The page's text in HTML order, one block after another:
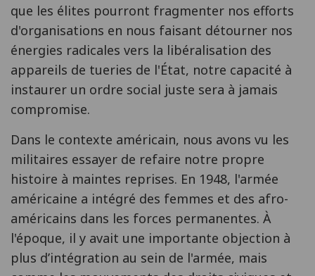
que les élites pourront fragmenter nos efforts
d'organisations en nous faisant détourner nos
énergies radicales vers la libéralisation des
appareils de tueries de l'État, notre capacité à
instaurer un ordre social juste sera à jamais
compromise.
Dans le contexte américain, nous avons vu les
militaires essayer de refaire notre propre
histoire à maintes reprises. En 1948, l'armée
américaine a intégré des femmes et des afro-
américains dans les forces permanentes. À
l'époque, il y avait une importante objection à
plus d’intégration au sein de l'armée, mais